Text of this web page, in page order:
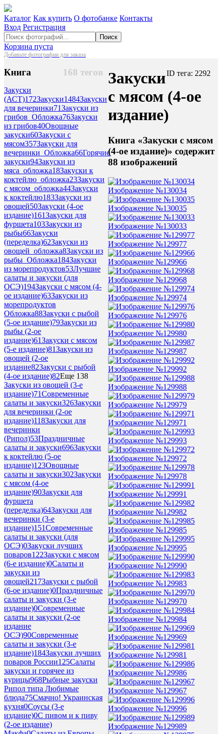
Каталог Как купить О фотобанке Контакты
Вход Регистрация
Поиск
Корзина пуста
Добавьте фотографии для заказа
168 тегов
Книга
Закуски
(АСТ)172Закуски1484Закуски
для вечеринки71Закуски из
грибов_Обложка76Закуски
из грибов40Овощные
закуски60Закуски с
мясом357Закуски для
вечеринки_Обложка66Горячие
закуски94Закуски из
мяса_обложка18Закуски к
коктейлю_обложка23Закуски
с мясом_обложка44Закуски
к коктейлю183Закуски из
овощей50Закуски (4-ое
издание)161Закуски для
фуршета103Закуски из
рыбы66Закуски
(переделка)62Закуски из
овощей_обложка8Закуски из
рыбы_Обложка184Закуски
из морепродуктов53Лучшие
салаты и закуски (для
ОСЭ)194Закуски с мясом (4-
ое издание)63Закуски из
морепродуктов
Обложка88Закуски с рыбой
(5-ое издание)79Закуски из
рыбы (2-ое
издание)61Закуски с мясом
(5-е издание)81Закуски из
овощей (2-ое
издание82Закуски с рыбой
(4-ое издание)82Еще 138
Закуски из овощей (3-е
издание)71Современные
салаты и закуски326Закуски
для вечеринки (2-ое
издание)118Закуски для
вечеринки
(Рипол)53Праздничные
салаты и закуски696Закуски
к коктейлю (5-ое
издание)123Овощные
салаты и закуски302Закуски
с мясом (4-ое
издание)90Закуски для
фуршета
(переделка)64Закуски для
вечеринки (3-е
издание)151Современные
салаты и закуски (для
ОСЭ)0Закуски лучших
поваров122Закуски с мясом
(6-е издание)0Салаты и
закуски из
овощей217Закуски с рыбой
(6-ое издание)0Праздничные
салаты и закуски (3-е
издание)0Современные
салаты и закуски (2-ое
издание
ОСЭ)90Современные
салаты и закуски (3-е
издание)184Закуски лучших
поваров России125Салаты
закуски и горячее из
курицы968Рыбные закуски
Рипол типа Любимые
блюда75Смачно! Украинская
кухня0Соусы (3-е
издание)0С пивом и к пиву
(2-ое издание)
ID тега: 2292
Закуски
с мясом (4-ое
издание)
Книга «Закуски с мясом
(4-ое издание)» содержит
88 изображений
Изображение №130034
Изображение №130035
Изображение №130033
Изображение №129977
Изображение №129966
Изображение №129968
Изображение №129974
Изображение №129976
Изображение №129980
Изображение №129987
Изображение №129992
Изображение №129988
Изображение №129979
Изображение №129971
Изображение №129993
Изображение №129972
Изображение №129978
Изображение №129991
Изображение №129982
Изображение №129985
Изображение №129995
Изображение №129990
Изображение №129983
Изображение №129970
Изображение №129984
Изображение №129969
Изображение №129981
Изображение №129986
Изображение №129967
Изображение №129996
Изображение №129989